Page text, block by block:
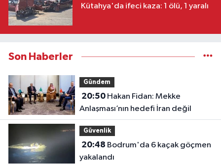
Kütahya'da ifeci kaza: 1 ölü, 1 yaralı
Son Haberler
Gündem
20:50Hakan Fidan: Mekke
Anlaşması’nın hedefi İran değil
Güvenlik
20:48
yakalandı